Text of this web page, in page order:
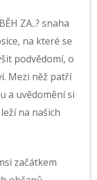
ZA..? snaha
na které se
podvědomí, o
Mezi něž patří
a uvědomění si
na našich
začátkem